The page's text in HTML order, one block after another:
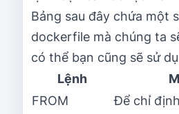
Bảng sau đây chứa một
dockerfile mà chúng ta
có thể bạn cũng sẽ sử
Lệnh
FROM
Để chỉ